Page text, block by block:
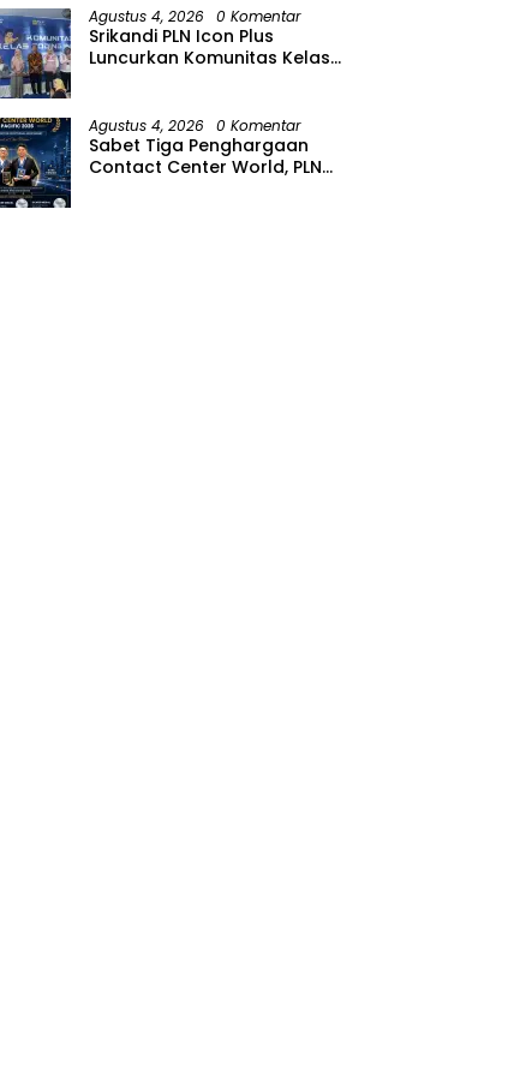
Agustus 4, 2026 0 Komentar
Srikandi PLN Icon Plus
Luncurkan Komunitas Kelas
Agustus 4, 2026 0 Komentar
Sabet Tiga Penghargaan
Contact Center World, PLN